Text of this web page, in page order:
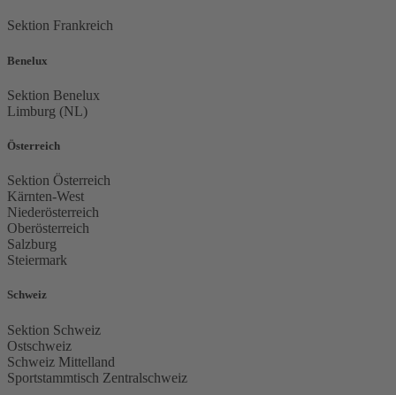
Sektion Frankreich
Benelux
Sektion Benelux
Limburg (NL)
Österreich
Sektion Österreich
Kärnten-West
Niederösterreich
Oberösterreich
Salzburg
Steiermark
Schweiz
Sektion Schweiz
Ostschweiz
Schweiz Mittelland
Sportstammtisch Zentralschweiz